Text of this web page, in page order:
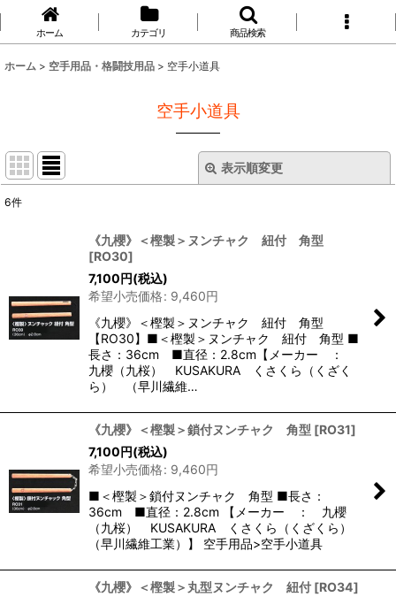
ホーム カテゴリ 商品検索
ホーム > 空手用品・格闘技用品 > 空手小道具
空手小道具
表示順変更
絞り込む
6件
《九櫻》＜樫製＞ヌンチャク 紐付 角型
[RO30]
7,100円(税込)
希望小売価格: 9,460円
《九櫻》＜樫製＞ヌンチャク 紐付 角型
【RO30】■＜樫製＞ヌンチャク 紐付 角型 ■
長さ：36cm ■直径：2.8cm【メーカー ：
九櫻（九桜） KUSAKURA くさくら（くざく
ら） （早川繊維…
《九櫻》＜樫製＞鎖付ヌンチャク 角型 [RO31]
7,100円(税込)
希望小売価格: 9,460円
■＜樫製＞鎖付ヌンチャク 角型 ■長さ：
36cm ■直径：2.8cm 【メーカー ： 九櫻
（九桜） KUSAKURA くさくら（くざくら）
（早川繊維工業）】 空手用品>空手小道具
《九櫻》＜樫製＞丸型ヌンチャク 紐付 [RO34]